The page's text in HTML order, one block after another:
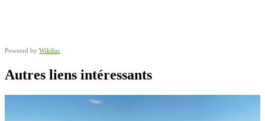
Powered by Wikiloc
Autres liens intéressants